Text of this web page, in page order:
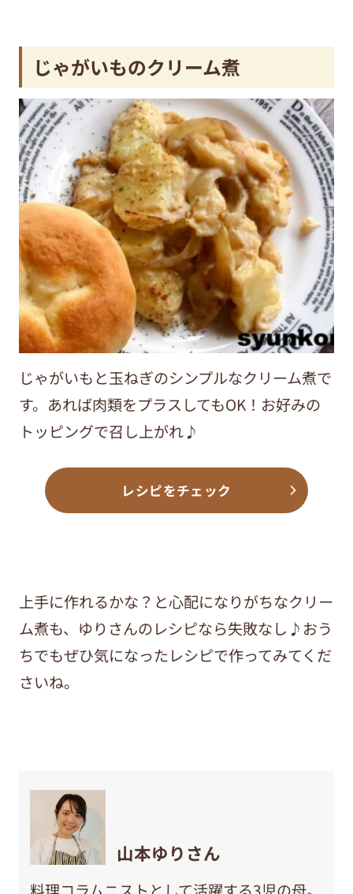
じゃがいものクリーム煮
じゃがいもと玉ねぎのシンプルなクリーム煮で
す。あれば肉類をプラスしてもOK！お好みの
トッピングで召し上がれ♪
レシピをチェック
上手に作れるかな？と心配になりがちなクリー
ム煮も、ゆりさんのレシピなら失敗なし♪おう
ちでもぜひ気になったレシピで作ってみてくだ
さいね。
山本ゆりさん